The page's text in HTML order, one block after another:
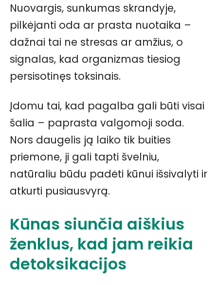
Nuovargis, sunkumas skrandyje,
pilkėjanti oda ar prasta nuotaika –
dažnai tai ne stresas ar amžius, o
signalas, kad organizmas tiesiog
persisotinęs toksinais.
Įdomu tai, kad pagalba gali būti visai
šalia – paprasta valgomoji soda.
Nors daugelis ją laiko tik buities
priemone, ji gali tapti švelniu,
natūraliu būdu padėti kūnui išsivalyti ir
atkurti pusiausvyrą.
Kūnas siunčia aiškius
ženklus, kad jam reikia
detoksikacijos